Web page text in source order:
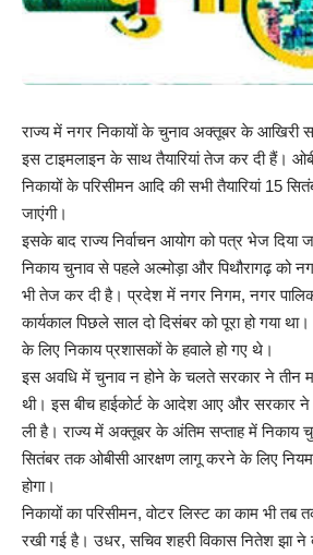
राज्य में नगर निकायों के चुनाव अक्तूबर के आखिरी
इस टाइमलाइन के साथ तैयारियां तेज कर दी हैं।
निकायों के परिसीमन आदि की सभी तैयारियां 15
जाएंगी।
इसके बाद राज्य निर्वाचन आयोग को पत्र भेज दिया
निकाय चुनाव से पहले अल्मोड़ा और पिथौरागढ़ को
भी तेज कर दी है। प्रदेश में नगर निगम, नगर
कार्यकाल पिछले साल दो दिसंबर को पूरा हो गया
के लिए निकाय प्रशासकों के हवाले हो गए थे।
इस अवधि में चुनाव न होने के चलते सरकार ने तीन
थी। इस बीच हाईकोर्ट के आदेश आए और सरकार ने
ली है। राज्य में अक्तूबर के अंतिम सप्ताह में निकाय
सितंबर तक ओबीसी आरक्षण लागू करने के लिए
होगा।
निकायों का परिसीमन, वोटर लिस्ट का काम भी तब
रखी गई है। उधर, सचिव शहरी विकास नितेश झा ने